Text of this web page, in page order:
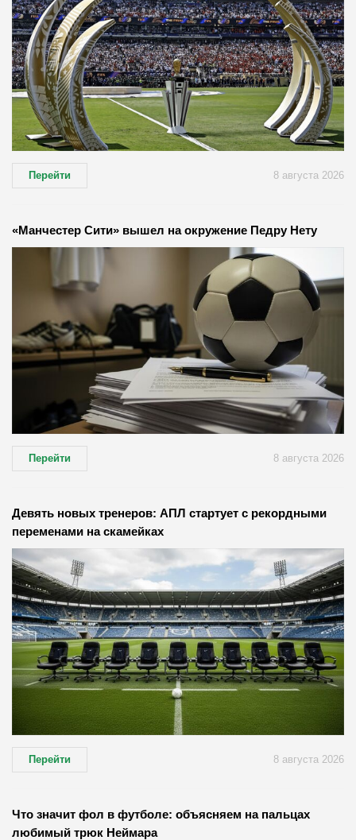
Перейти 8 августа 2026
«Манчестер Сити» вышел на окружение Педру Нету
Перейти 8 августа 2026
Девять новых тренеров: АПЛ стартует с рекордными
переменами на скамейках
Перейти 8 августа 2026
Что значит фол в футболе: объясняем на пальцах
любимый трюк Неймара